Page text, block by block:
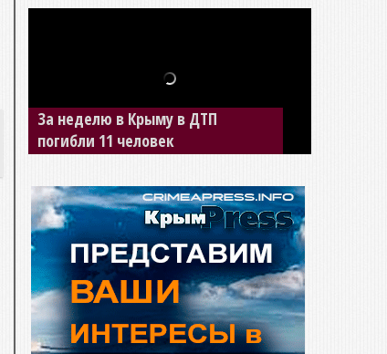
За неделю в Крыму в ДТП
погибли 11 человек